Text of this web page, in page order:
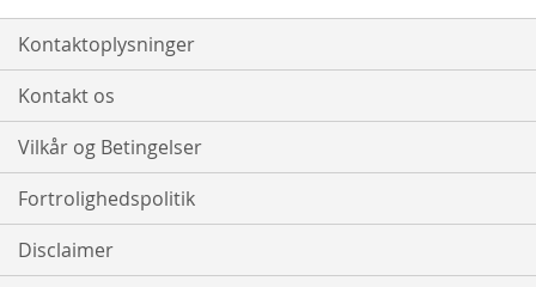
Kontaktoplysninger
Kontakt os
Vilkår og Betingelser
Fortrolighedspolitik
Disclaimer